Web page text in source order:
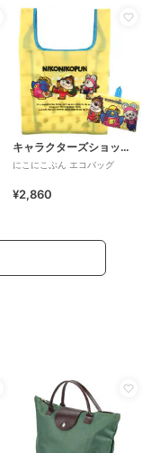
キャラクターズショップ ラフラフ
にこにこぷん エコバッグ
¥2,860